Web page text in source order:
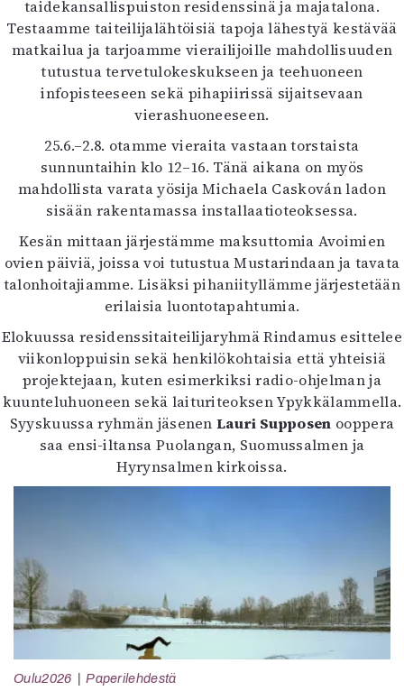
taidekansallispuiston residenssinä ja majatalona.
Testaamme taiteilijalähtöisiä tapoja lähestyä kestävää
matkailua ja tarjoamme vierailijoille mahdollisuuden
tutustua tervetulokeskukseen ja teehuoneen
infopisteeseen sekä pihapiirissä sijaitsevaan
vierashuoneeseen.
25.6.–2.8. otamme vieraita vastaan torstaista
sunnuntaihin klo 12–16. Tänä aikana on myös
mahdollista varata yösija Michaela Caskován ladon
sisään rakentamassa installaatioteoksessa.
Kesän mittaan järjestämme maksuttomia Avoimien
ovien päiviä, joissa voi tutustua Mustarindaan ja tavata
talonhoitajiamme. Lisäksi pihaniityllämme järjestetään
erilaisia luontotapahtumia.
Elokuussa residenssitaiteilijaryhmä Rindamus esittelee
viikonloppuisin sekä henkilökohtaisia että yhteisiä
projektejaan, kuten esimerkiksi radio-ohjelman ja
kuunteluhuoneen sekä laituriteoksen Ypykkälammella.
Syyskuussa ryhmän jäsenenLauri Supposen ooppera
saa ensi-iltansa Puolangan, Suomussalmen ja
Hyrynsalmen kirkoissa.
Oulu2026 Paperilehdestä